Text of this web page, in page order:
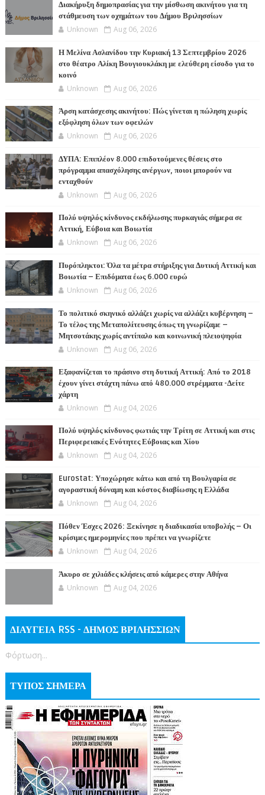
Διακήρυξη δημοπρασίας για την μίσθωση ακινήτου για τη
στάθμευση των οχημάτων του Δήμου Βριλησσίων
Unknown Aug 06, 2026
Η Μελίνα Ασλανίδου την Kυριακή 13 Σεπτεμβρίου 2026
στο θέατρο Αλίκη Βουγιουκλάκη με ελεύθερη είσοδο για το
κοινό
Unknown Aug 06, 2026
Άρση κατάσχεσης ακινήτου: Πώς γίνεται η πώληση χωρίς
εξόφληση όλων των οφειλών
Unknown Aug 06, 2026
ΔΥΠΑ: Επιπλέον 8.000 επιδοτούμενες θέσεις στο
πρόγραμμα απασχόλησης ανέργων, ποιοι μπορούν να
ενταχθούν
Unknown Aug 06, 2026
Πολύ υψηλός κίνδυνος εκδήλωσης πυρκαγιάς σήμερα σε
Αττική, Εύβοια και Βοιωτία
Unknown Aug 06, 2026
Πυρόπληκτοι: Όλα τα μέτρα στήριξης για Δυτική Αττική και
Βοιωτία – Επιδόματα έως 6.000 ευρώ
Unknown Aug 06, 2026
Το πολιτικό σκηνικό αλλάζει χωρίς να αλλάζει κυβέρνηση –
Το τέλος της Μεταπολίτευσης όπως τη γνωρίζαμε –
Μητσοτάκης χωρίς αντίπαλο και κοινωνική πλειοψηφία
Unknown Aug 06, 2026
Εξαφανίζεται το πράσινο στη δυτική Αττική: Από το 2018
έχουν γίνει στάχτη πάνω από 480.000 στρέμματα -Δείτε
χάρτη
Unknown Aug 04, 2026
Πολύ υψηλός κίνδυνος φωτιάς την Τρίτη σε Αττική και στις
Περιφερειακές Ενότητες Εύβοιας και Χίου
Unknown Aug 04, 2026
Eurostat: Υποχώρησε κάτω και από τη Βουλγαρία σε
αγοραστική δύναμη και κόστος διαβίωσης η Ελλάδα
Unknown Aug 04, 2026
Πόθεν Έσχες 2026: Ξεκίνησε η διαδικασία υποβολής – Οι
κρίσιμες ημερομηνίες που πρέπει να γνωρίζετε
Unknown Aug 04, 2026
Άκυρο σε χιλιάδες κλήσεις από κάμερες στην Αθήνα
Unknown Aug 04, 2026
ΔΙΑΥΓΕΙΑ RSS - ΔΗΜΟΣ ΒΡΙΛΗΣΣΙΩΝ
Φόρτωση...
ΤΥΠΟΣ ΣΗΜΕΡΑ